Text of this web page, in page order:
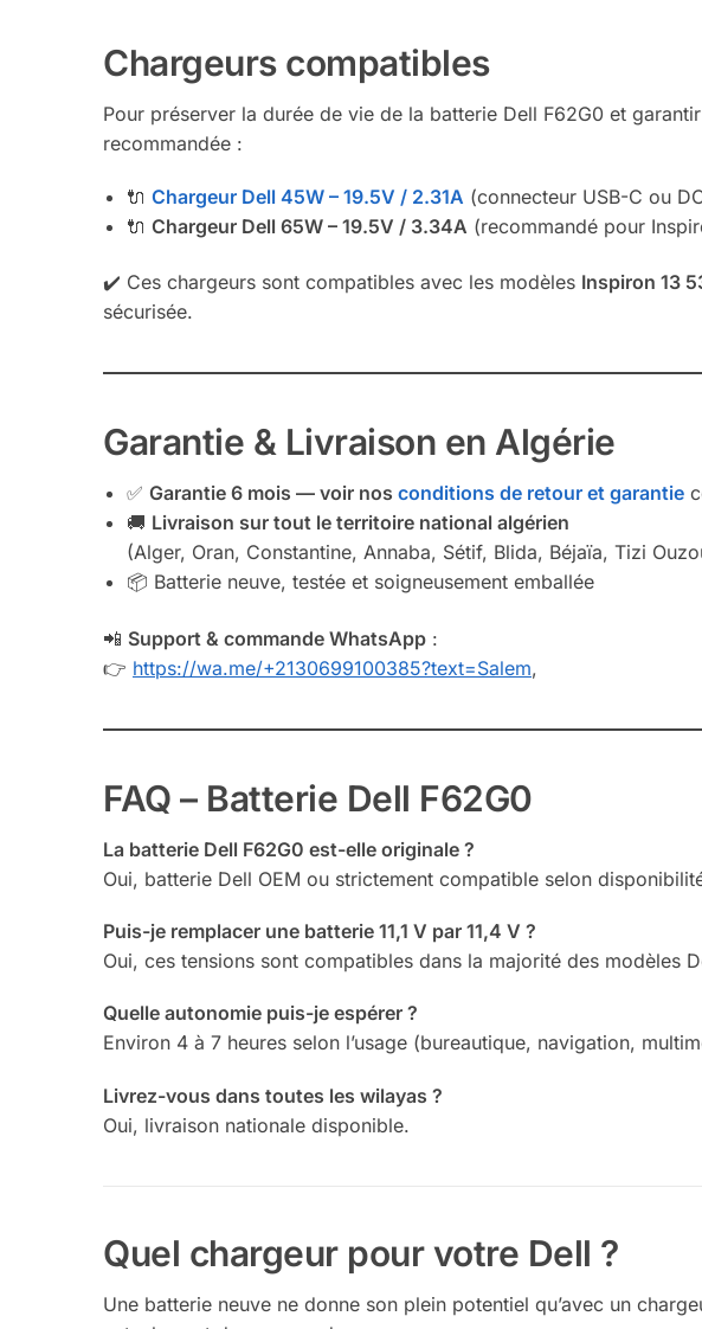
Chargeurs compatibles
Pour préserver la durée de vie de la batterie Dell F62G0 et
recommandée :
🔌Chargeur Dell 45W – 19.5V / 2.31A (connecteur USB-C ou
🔌Chargeur Dell 65W – 19.5V / 3.34A (recommandé pour
✔️ Ces chargeurs sont compatibles avec les modèles Inspiron 13
sécurisée.
Garantie & Livraison en Algérie
✅Garantie 6 mois — voir nosconditions de retour et garantie
🚚 Livraison sur tout le territoire national algérien
(Alger, Oran, Constantine, Annaba, Sétif, Blida, Béjaïa, Tizi
📦 Batterie neuve, testée et soigneusement emballée
📲 Support & commande WhatsApp :
👉 https://wa.me/+2130699100385?text=Salem,
FAQ – Batterie Dell F62G0
La batterie Dell F62G0 est-elle originale ?
Oui, batterie Dell OEM ou strictement compatible selon
Puis-je remplacer une batterie 11,1 V par 11,4 V ?
Oui, ces tensions sont compatibles dans la majorité des modèles
Quelle autonomie puis-je espérer ?
Environ 4 à 7 heures selon l’usage (bureautique, navigation,
Livrez-vous dans toutes les wilayas ?
Oui, livraison nationale disponible.
Quel chargeur pour votre Dell ?
Une batterie neuve ne donne son plein potentiel qu’avec un